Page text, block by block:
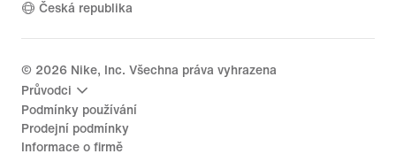
Česká republika
© 2026 Nike, Inc. Všechna práva vyhrazena
Průvodci
Podmínky používání
Prodejní podmínky
Informace o firmě